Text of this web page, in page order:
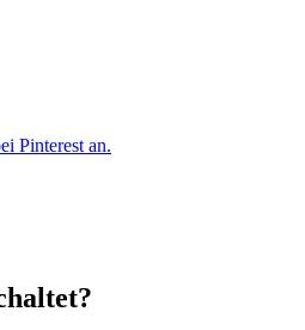
Pinterest an.